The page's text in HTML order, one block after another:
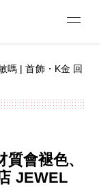
嗎 | 首飾・K金 回
會褪色、
JEWEL